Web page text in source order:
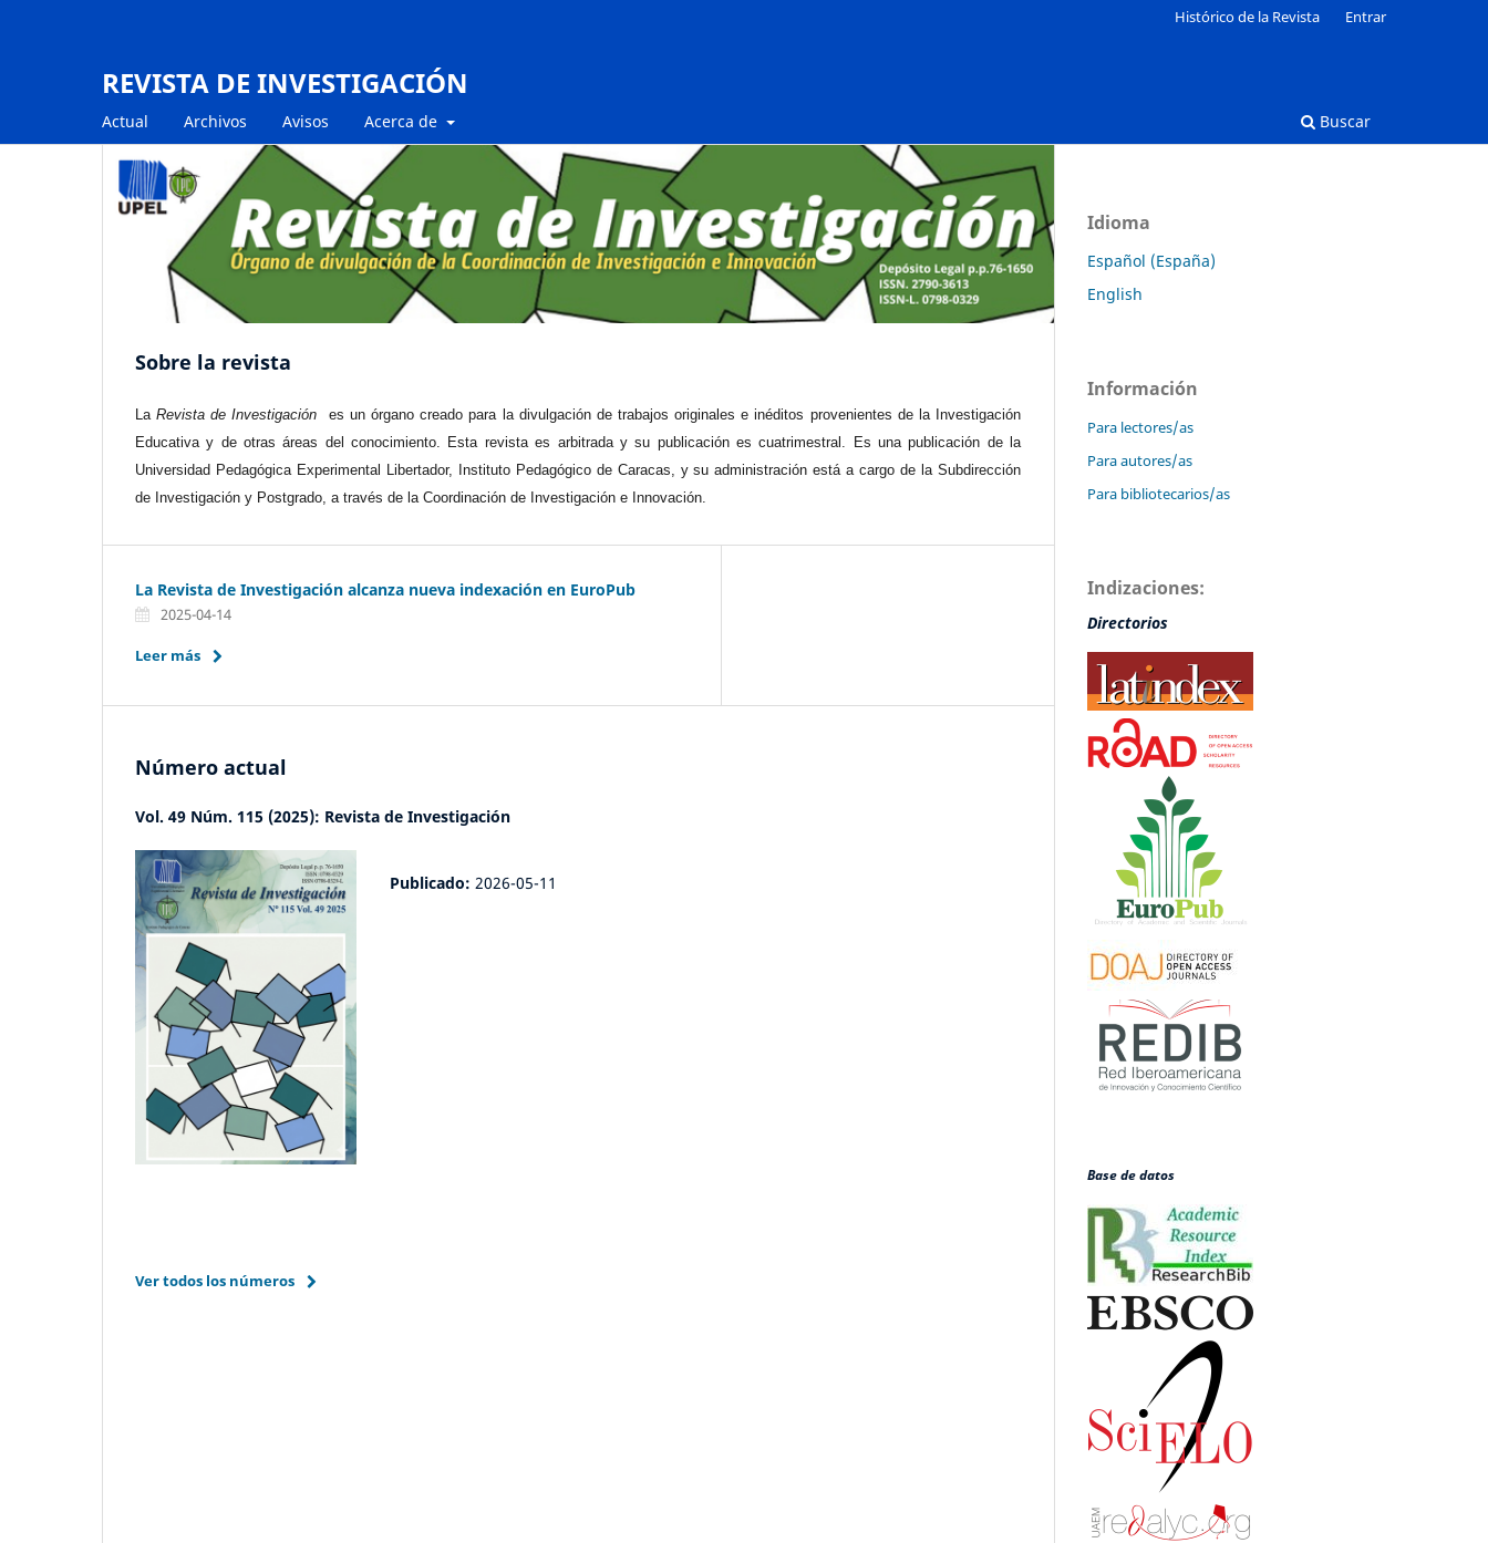
REVISTA DE INVESTIGACIÓN
Actual Archivos Avisos Acerca de Buscar
Histórico de la Revista Entrar
Sobre la revista
LaRevista de Investigación es un órgano creado para la divulgación de trabajos originales e inéditos provenientes de la Investigación
Educativa y de otras áreas del conocimiento. Esta revista es arbitrada y su publicación es cuatrimestral. Es una publicación de la
Universidad Pedagógica Experimental Libertador, Instituto Pedagógico de Caracas, y su administración está a cargo de la Subdirección
de Investigación y Postgrado, a través de la Coordinación de Investigación e Innovación.
La Revista de Investigación alcanza nueva indexación en EuroPub
2025-04-14
Leer más
Número actual
Vol. 49 Núm. 115 (2025): Revista de Investigación
Publicado: 2026-05-11
Ver todos los números
Idioma
Español (España)
English
Información
Para lectores/as
Para autores/as
Para bibliotecarios/as
Indizaciones:
Directorios
Base de datos